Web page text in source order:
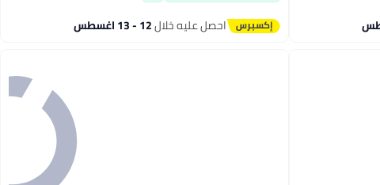
احصل عليه خلال12 - 13 اغسطس